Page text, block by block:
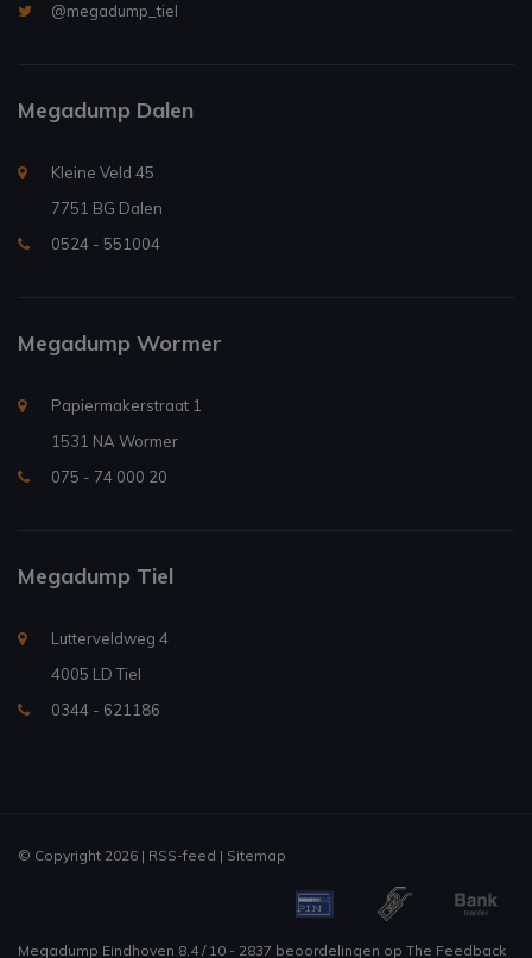
@megadump_tiel
Megadump Dalen
Kleine Veld 45
7751 BG Dalen
0524 - 551004
Megadump Wormer
Papiermakerstraat 1
1531 NA Wormer
075 - 74 000 20
Megadump Tiel
Lutterveldweg 4
4005 LD Tiel
0344 - 621186
© Copyright 2026 | RSS-feed | Sitemap
Megadump Eindhoven 8.4/ 10 - 2837 beoordelingen op The Feedback